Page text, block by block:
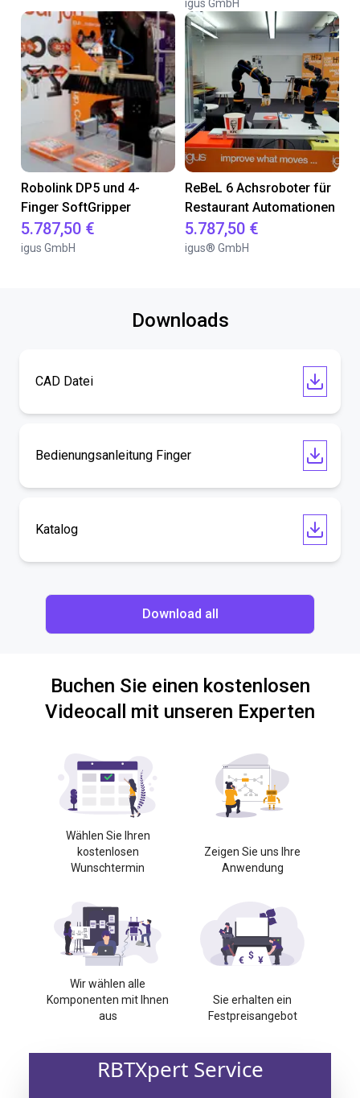
igus GmbH
Robolink DP5 und 4-
Finger SoftGripper
5.787,50 €
igus GmbH
ReBeL 6 Achsroboter für
Restaurant Automationen
5.787,50 €
igus® GmbH
Downloads
CAD Datei
Bedienungsanleitung Finger
Katalog
Download all
Buchen Sie einen kostenlosen
Videocall mit unseren Experten
Wählen Sie Ihren
kostenlosen
Wunschtermin
Zeigen Sie uns Ihre
Anwendung
Wir wählen alle
Komponenten mit Ihnen
aus
Sie erhalten ein
Festpreisangebot